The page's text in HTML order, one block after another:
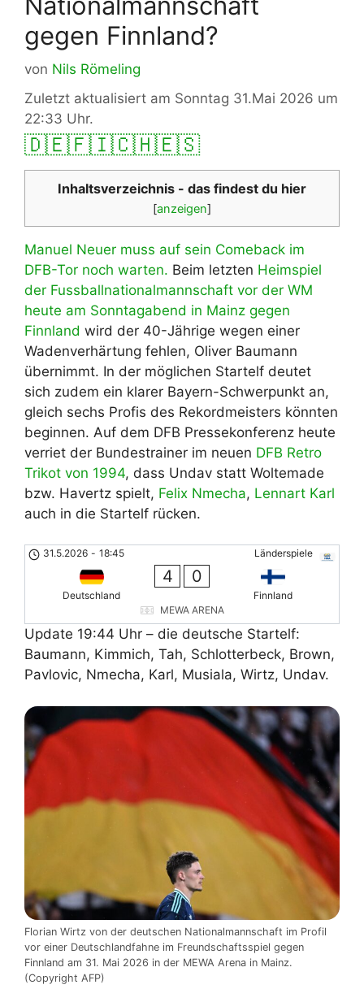
gegen Finnland?
von Nils Römeling
Zuletzt aktualisiert am Sonntag 31.Mai 2026 um
22:33 Uhr.
🇩🇪🇫🇮🇨🇭🇪🇸
Inhaltsverzeichnis - das findest du hier
[anzeigen]
Manuel Neuer muss auf sein Comeback im
DFB-Tor noch warten. Beim letzten Heimspiel
der Fussballnationalmannschaft vor der WM
heute am Sonntagabend in Mainz gegen
Finnland wird der 40-Jährige wegen einer
Wadenverhärtung fehlen, Oliver Baumann
übernimmt. In der möglichen Startelf deutet
sich zudem ein klarer Bayern-Schwerpunkt an,
gleich sechs Profis des Rekordmeisters könnten
beginnen. Auf dem DFB Pressekonferenz heute
verriet der Bundestrainer im neuen DFB Retro
Trikot von 1994, dass Undav statt Woltemade
bzw. Havertz spielt, Felix Nmecha, Lennart Karl
auch in die Startelf rücken.
Länderspiele
31.5.2026 - 18:45
Deutschland
4 0
Finnland
MEWA ARENA
Update 19:44 Uhr – die deutsche Startelf:
Baumann, Kimmich, Tah, Schlotterbeck, Brown,
Pavlovic, Nmecha, Karl, Musiala, Wirtz, Undav.
Florian Wirtz von der deutschen Nationalmannschaft im Profil
vor einer Deutschlandfahne im Freundschaftsspiel gegen
Finnland am 31. Mai 2026 in der MEWA Arena in Mainz.
(Copyright AFP)